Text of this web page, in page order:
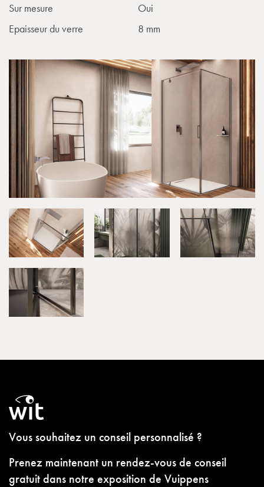
Sur mesure
Oui
Epaisseur du verre
8 mm
Vous souhaitez un conseil personnalisé ?
Prenez maintenant un rendez-vous de conseil
gratuit dans notre exposition de Vuippens